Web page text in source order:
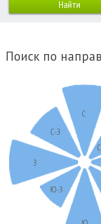
Поиск по
С
Ю-З
З
С-З